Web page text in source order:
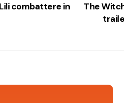
combattere in
The